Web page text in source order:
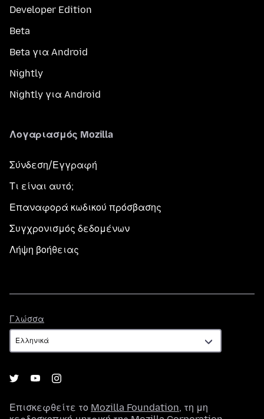
Developer Edition
Beta
Beta για Android
Nightly
Nightly για Android
Λογαριασμός Mozilla
Σύνδεση/Εγγραφή
Τι είναι αυτό;
Επαναφορά κωδικού πρόσβασης
Συγχρονισμός δεδομένων
Λήψη βοήθειας
Γλώσσα
Επισκεφθείτε το Mozilla Foundation, τη μη